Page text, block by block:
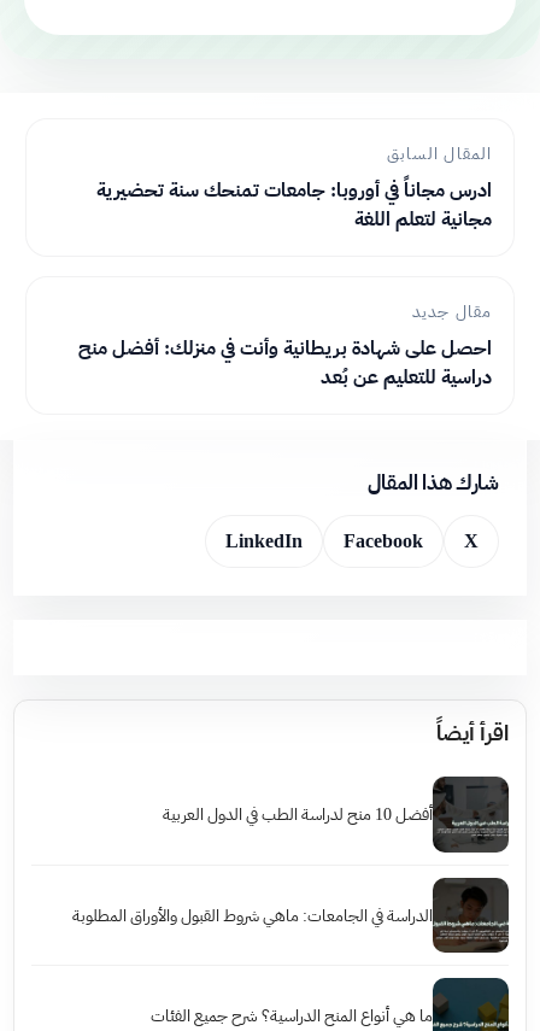
المقال السابق
ادرس مجاناً في أوروبا: جامعات تمنحك سنة تحضيرية
مجانية لتعلم اللغة
مقال جديد
احصل على شهادة بريطانية وأنت في منزلك: أفضل منح
دراسية للتعليم عن بُعد
شارك هذا المقال
X
Facebook
LinkedIn
اقرأ أيضاً
أفضل 10 منح لدراسة الطب في الدول العربية
الدراسة في الجامعات: ماهي شروط القبول والأوراق المطلوبة
ما هي أنواع المنح الدراسية؟ شرح جميع الفئات